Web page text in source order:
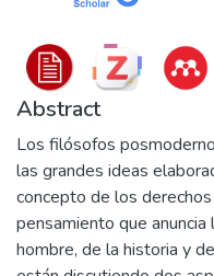
Abstract
Los filósofos
las grandes ideas
concepto de los
pensamiento que
hombre, de la historia y